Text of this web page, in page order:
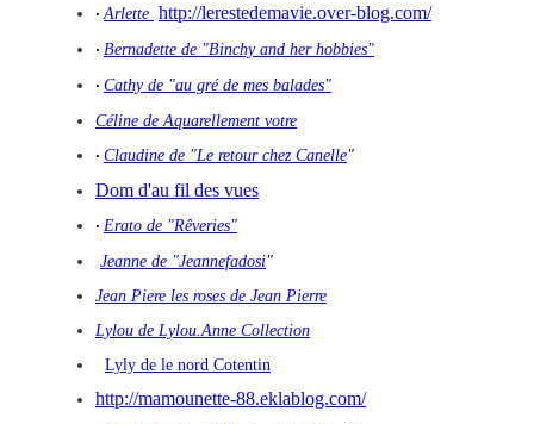
·Arlette http://lerestedemavie.over-blog.com/
· Bernadette de "Binchy and her hobbies"
· Cathy de "au gré de mes balades"
Céline de Aquarellement votre
· Claudine de "Le retour chez Canelle"
Dom d'au fil des vues
· Erato de "Rêveries"
Jeanne de "Jeannefadosi"
Jean Piere les roses de Jean Pierre
Lylou de Lylou.Anne Collection
Lyly de le nord Cotentin
http://mamounette-88.eklablog.com/